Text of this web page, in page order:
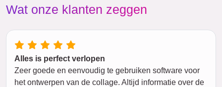
Wat onze klanten zeggen
Alles is perfect verlopen
Zeer goede en eenvoudig te gebruiken software voor
het ontwerpen van de collage. Altijd informatie over de